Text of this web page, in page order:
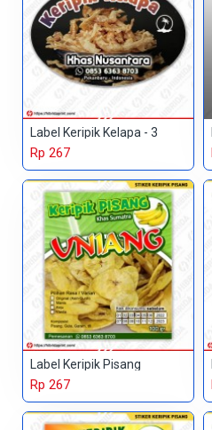
Label Keripik Kelapa - 3
Rp 267
Label Keripik Pisang
Rp 267